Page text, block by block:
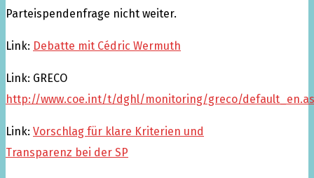
Parteispendenfrage nicht weiter.
Link: Debatte mit Cédric Wermuth
Link: GRECO
http://www.coe.int/t/dghl/monitoring/greco/
Link: Vorschlag für klare Kriterien und
Transparenz bei der SP